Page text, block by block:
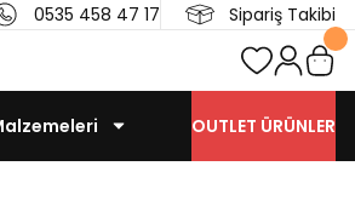
0535 458 47 17 Sipariş Takibi
OUTLET ÜRÜNLER